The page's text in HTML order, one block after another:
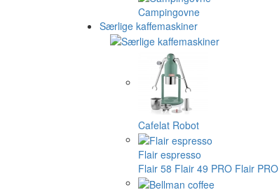
Campingovne
Særlige kaffemaskiner
Cafelat Robot
Flair espresso
Flair 58 Flair 49 PRO Flair PRO